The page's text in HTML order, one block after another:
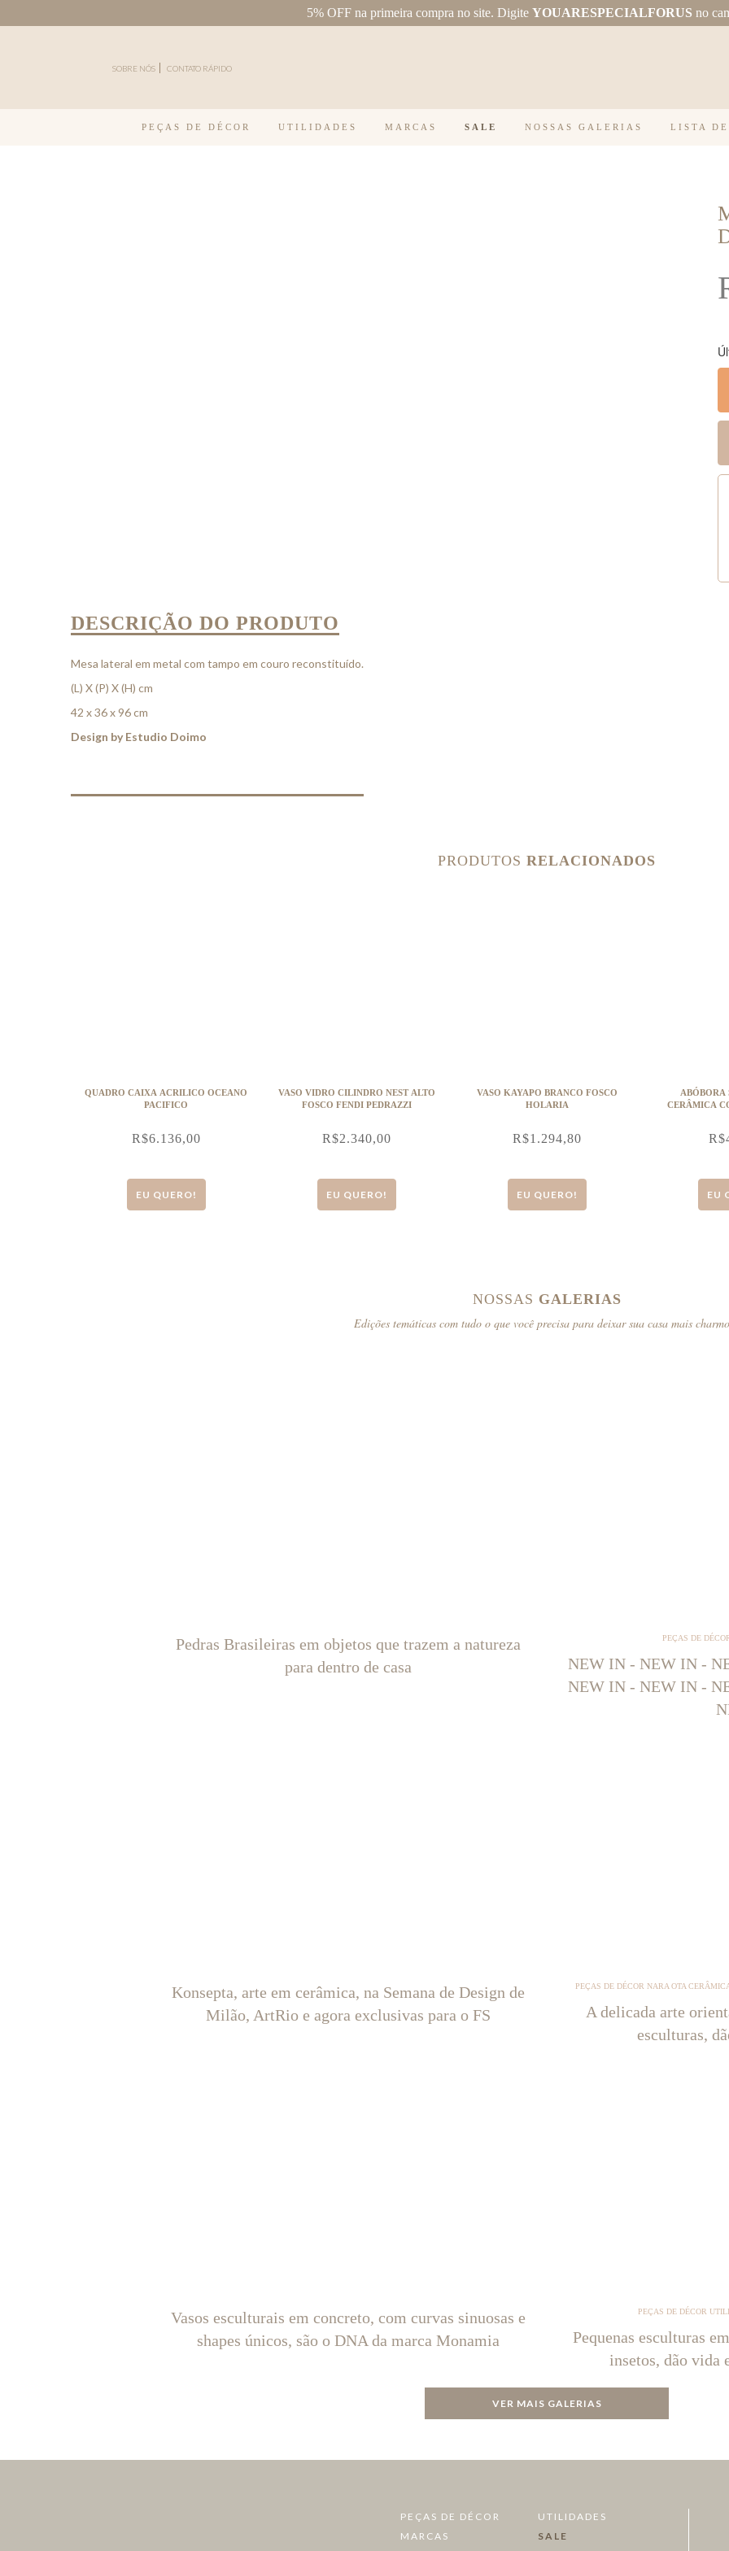
5% OFF na primeira compra no site. Digite YOUARESPECIALFORUS no
SOBRE NÓS CONTATO RÁPIDO
PEÇAS DE DÉCOR UTILIDADES MARCAS SALE NOSSAS GALERIAS LISTA DE
DESCRIÇÃO DO PRODUTO
Mesa lateral em metal com tampo em couro reconstituído.
(L) X (P) X (H) cm
42 x 36 x 96 cm
Design by Estudio Doimo
PRODUTOS RELACIONADOS
QUADRO CAIXA ACRILICO OCEANO
PACIFICO
R$6.136,00
EU QUERO!
VASO VIDRO CILINDRO NEST ALTO
FOSCO FENDI PEDRAZZI
R$2.340,00
EU QUERO!
VASO KAYAPO BRANCO FOSCO
HOLARIA
R$1.294,80
EU QUERO!
ABÓBORA
CERÂMICA
R$
EU
NOSSAS GALERIAS
Edições temáticas com tudo o que você precisa para deixar sua casa mais
Pedras Brasileiras em objetos que trazem a natureza
para dentro de casa
PEÇAS DE
NEW IN - NEW IN -
NEW IN - NEW IN -
Konsepta, arte em cerâmica, na Semana de Design de
Milão, ArtRio e agora exclusivas para o FS
PEÇAS DE DÉCOR NARA OTA
A delicada arte
esculturas,
Vasos esculturais em concreto, com curvas sinuosas e
shapes únicos, são o DNA da marca Monamia
PEÇAS DE DÉCOR
Pequenas esculturas
insetos, dão vida
VER MAIS GALERIAS
PEÇAS DE DÉCOR
UTILIDADES
MARCAS
SALE